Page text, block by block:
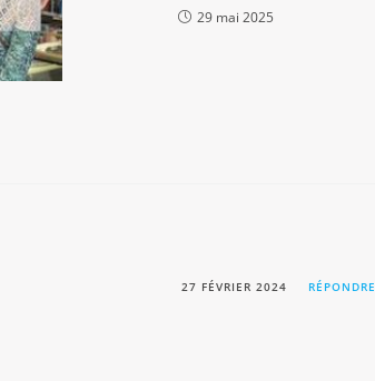
29 mai 2025
27 FÉVRIER 2024 RÉPONDRE